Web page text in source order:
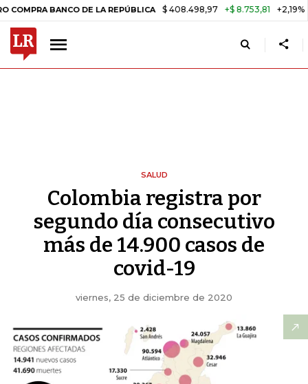
DE LA REPÚBLICA $ 408.498,97 +$ 8.753,81 +2,19% TASA
SALUD
Colombia registra por
segundo día consecutivo
más de 14.900 casos de
covid-19
viernes, 25 de diciembre de 2020